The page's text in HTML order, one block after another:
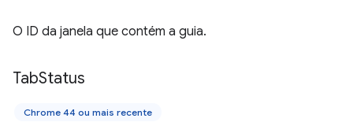
O ID da janela que contém a guia.
TabStatus
Chrome 44 ou mais recente